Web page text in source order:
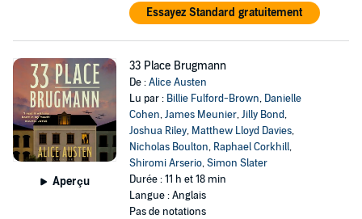
Essayez Standard gratuitement
Aperçu
33 Place Brugmann
De :Alice Austen
Lu par : Billie Fulford-Brown, Danielle
Cohen,James Meunier,Jilly Bond,
Joshua Riley, Matthew Lloyd Davies,
Nicholas Boulton, Raphael Corkhill,
Shiromi Arserio,Simon Slater
Durée : 11 h et 18 min
Langue : Anglais
Pas de notations